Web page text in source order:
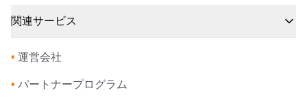
関連サービス
• 運営会社
• パートナープログラム